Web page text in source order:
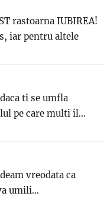
rastoarna IUBIREA!
iar pentru altele
ti se umfla
pe care multi il...
vreodata ca
umili...